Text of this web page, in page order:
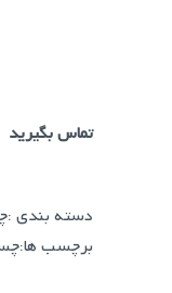
تماس بگیرید
دسته بندی :
برچسب ها: